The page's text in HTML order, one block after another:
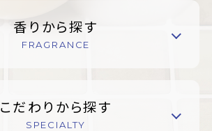
香りから探す
FRAGRANCE
こだわりから探す
SPECIALTY